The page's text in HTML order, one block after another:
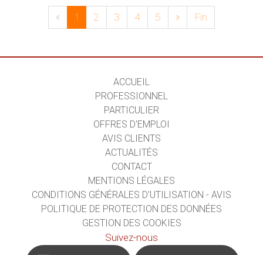
« 1 2 3 4 5 » Fin
ACCUEIL
PROFESSIONNEL
PARTICULIER
OFFRES D'EMPLOI
AVIS CLIENTS
ACTUALITÉS
CONTACT
MENTIONS LÉGALES
CONDITIONS GÉNÉRALES D'UTILISATION - AVIS
POLITIQUE DE PROTECTION DES DONNÉES
GESTION DES COOKIES
Suivez-nous